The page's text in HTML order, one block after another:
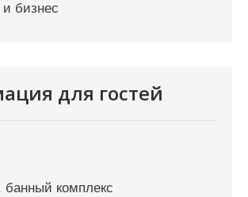
бизнес
для гостей
банный комплекс